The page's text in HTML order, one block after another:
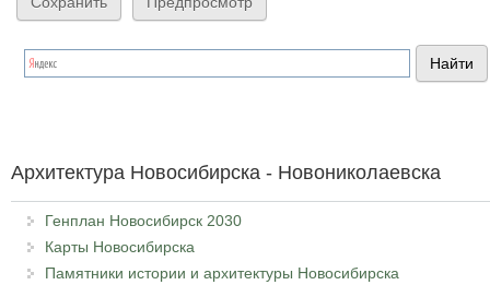
Архитектура Новосибирска - Новониколаевска
Генплан Новосибирск 2030
Карты Новосибирска
Памятники истории и архитектуры Новосибирска